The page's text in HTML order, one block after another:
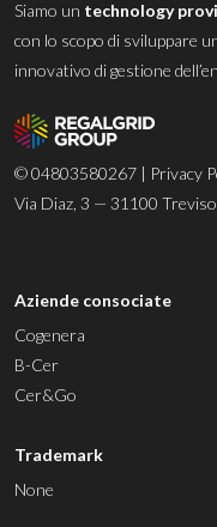
Siamo un technology
con lo scopo di sviluppare
innovativo di gestione
© 04803580267 | Privacy
Via Diaz, 3 — 31100
Aziende consociate
Cogenera
B-Cer
Cer&Go
Trademark
None